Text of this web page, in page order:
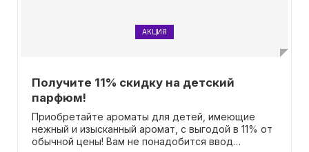
АКЦИЯ
Получите 11% скидку на детский
парфюм!
Приобретайте ароматы для детей, имеющие
нежный и изысканный аромат, с выгодой в 11% от
обычной цены! Вам не понадобится ввод